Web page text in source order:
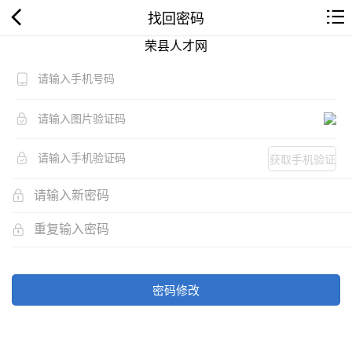
找回密码
荣县人才网
获取手机验证
密码修改